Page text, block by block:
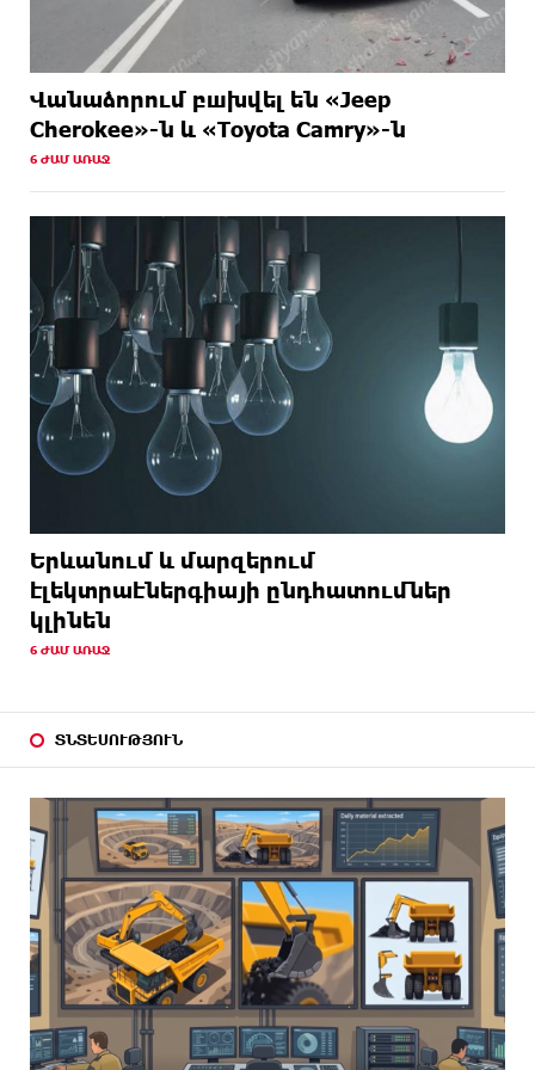
Վանաձորում բшխվել են «Jeep
Cherokee»-ն և «Toyota Camry»-ն
6 ԺԱՄ ԱՌԱՋ
Երևանում և մարզերում
էլեկտրաէներգիայի ընդհատումներ
կլինեն
6 ԺԱՄ ԱՌԱՋ
ՏՆՏԵՍՈՒԹՅՈՒՆ